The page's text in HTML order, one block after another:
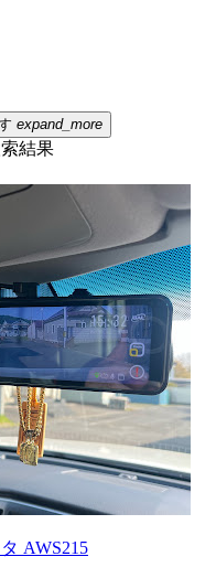
expand_more
結果
AWS215